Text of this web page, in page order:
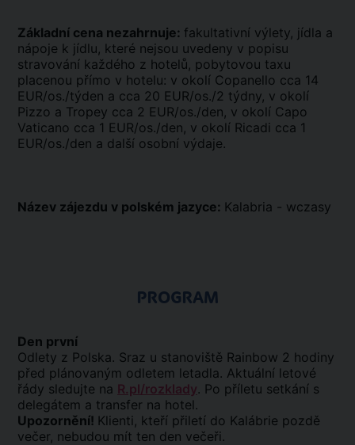
Základní cena nezahrnuje: fakultativní výlety, jídla a
nápoje k jídlu, které nejsou uvedeny v popisu
stravování každého z hotelů, pobytovou taxu
placenou přímo v hotelu: v okolí Copanello cca 14
EUR/os./týden a cca 20 EUR/os./2 týdny, v okolí
Pizzo a Tropey cca 2 EUR/os./den, v okolí Capo
Vaticano cca 1 EUR/os./den, v okolí Ricadi cca 1
EUR/os./den a další osobní výdaje.
Název zájezdu v polském jazyce: Kalabria - wczasy
PROGRAM
Den první
Odlety z Polska. Sraz u stanoviště Rainbow 2 hodiny
před plánovaným odletem letadla. Aktuální letové
řády sledujte na R.pl/rozklady. Po příletu setkání s
delegátem a transfer na hotel.
Upozornění! Klienti, kteří přiletí do Kalábrie pozdě
večer, nebudou mít ten den večeři.